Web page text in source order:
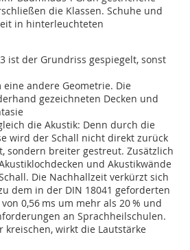
die Klassen. Schuhe und
in hinterleuchteten
ist der Grundriss gespiegelt, sonst
andere Geometrie. Die
gezeichneten Decken und
die Akustik: Denn durch die
wird der Schall nicht direkt zurück
sondern breiter gestreut. Zusätzlich
und Akustikwände
Die Nachhallzeit verkürzt sich
dem in der DIN 18041 geforderten
0,56 ms um mehr als 20 % und
an Sprachheilschulen.
kreischen, wirkt die Lautstärke